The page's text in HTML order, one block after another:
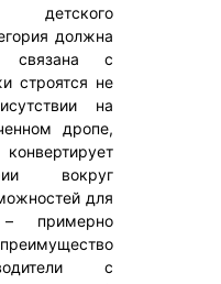
детского
должна
связана с
строятся не
на
дропе,
вокруг
для
– примерно
с